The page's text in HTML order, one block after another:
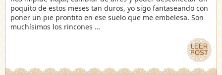
poquito de estos meses tan duros, yo sigo fantaseando con
poner un pie prontito en ese suelo que me embelesa. Son
muchísimos los rincones …
LEER
POST
LEER
POST